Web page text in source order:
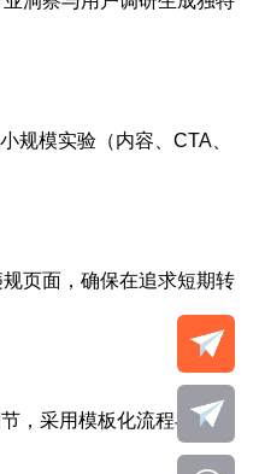
规模实验（内容、CTA、
页面，确保在追求短期转
，采用模板化流程与自动